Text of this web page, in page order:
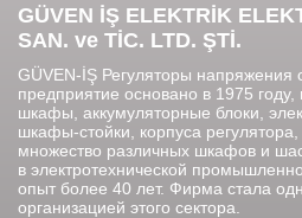
GÜVEN İŞ ELEKTRİK
SAN. ve TİC. LTD. ŞTİ.
GÜVEN-İŞ Регуляторы напряжения
предприятие основано в 1975
шкафы, аккумуляторные блоки,
шкафы-стойки, корпуса
множество различных шкафов и
в электротехнической
опыт более 40 лет. Фирма стала
организацией этого сектора.